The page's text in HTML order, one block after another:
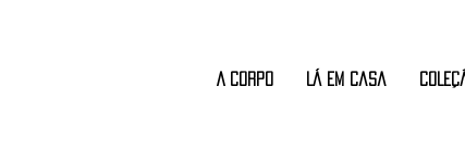
A CORPO Lá em Casa